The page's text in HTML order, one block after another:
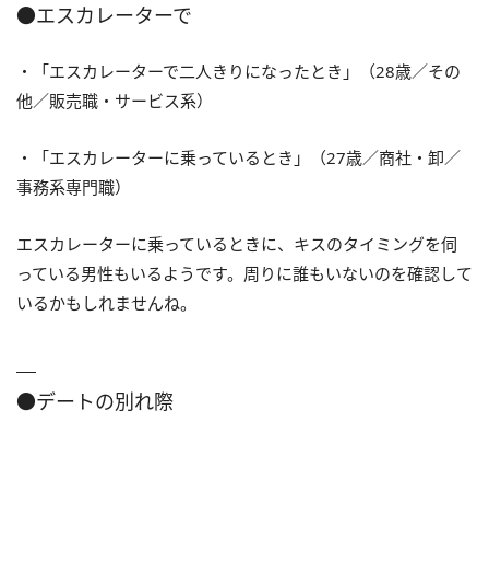
●エスカレーターで
・「エスカレーターで二人きりになったとき」（28歳／その
他／販売職・サービス系）
・「エスカレーターに乗っているとき」（27歳／商社・卸／
事務系専門職）
エスカレーターに乗っているときに、キスのタイミングを伺
っている男性もいるようです。周りに誰もいないのを確認して
いるかもしれませんね。
●デートの別れ際